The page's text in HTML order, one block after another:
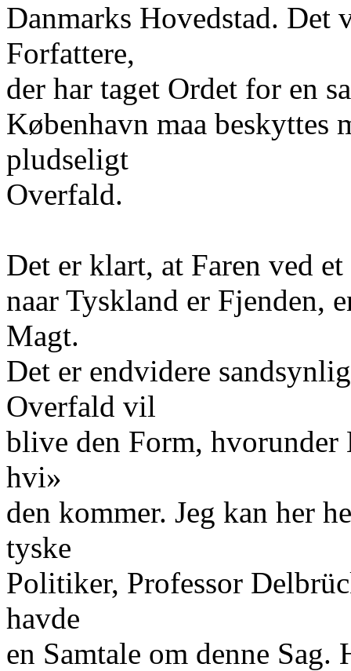
Danmarks Hovedstad. Det
Forfattere,
der har taget Ordet for en
København maa beskyttes
pludseligt
Overfald.
Det er klart, at Faren ved
naar Tyskland er Fjenden,
Magt.
Det er endvidere
Overfald vil
blive den Form,
hvi»
den kommer. Jeg kan her
tyske
Politiker, Professor
havde
en Samtale om denne Sag.